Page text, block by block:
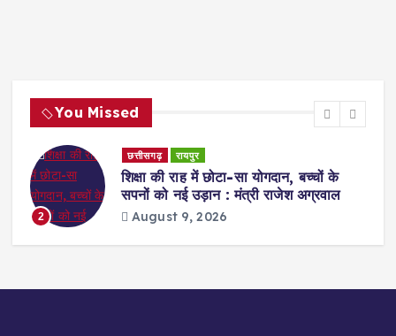
You Missed
2
छत्तीसगढ़ रायपुर
शिक्षा की राह में छोटा-सा योगदान, बच्चों के
सपनों को नई उड़ान : मंत्री राजेश अग्रवाल
August 9, 2026